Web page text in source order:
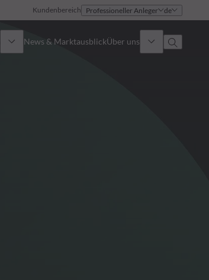
Kundenbereich Professioneller Anleger de
News & MarktausblickÜber uns